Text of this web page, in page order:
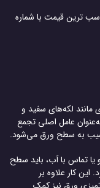
ترین قیمت با شماره
لکه‌های سفید و
عامل اصلی تجمع
به سطح ورق می‌شود.
یا تماس با آب، باید سطح
کار علاوه بر